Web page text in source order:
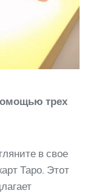
трех
в свое
Таро. Этот